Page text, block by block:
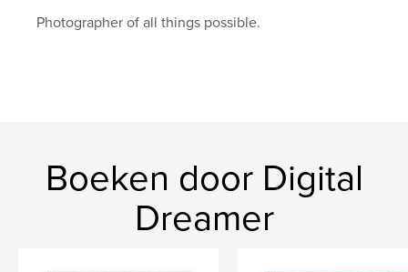
Photographer of all things possible.
Boeken door Digital
Dreamer